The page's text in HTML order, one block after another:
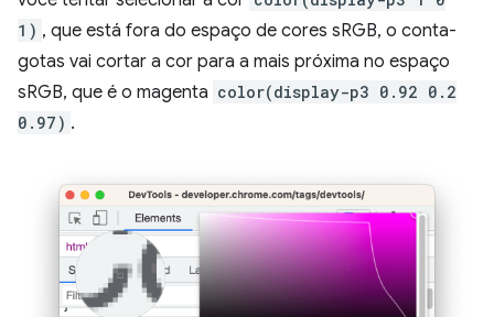
1) , que está fora do espaço de cores sRGB, o conta-
gotas vai cortar a cor para a mais próxima no espaço
sRGB, que é o magenta color(display-p3 0.92 0.2
0.97) .